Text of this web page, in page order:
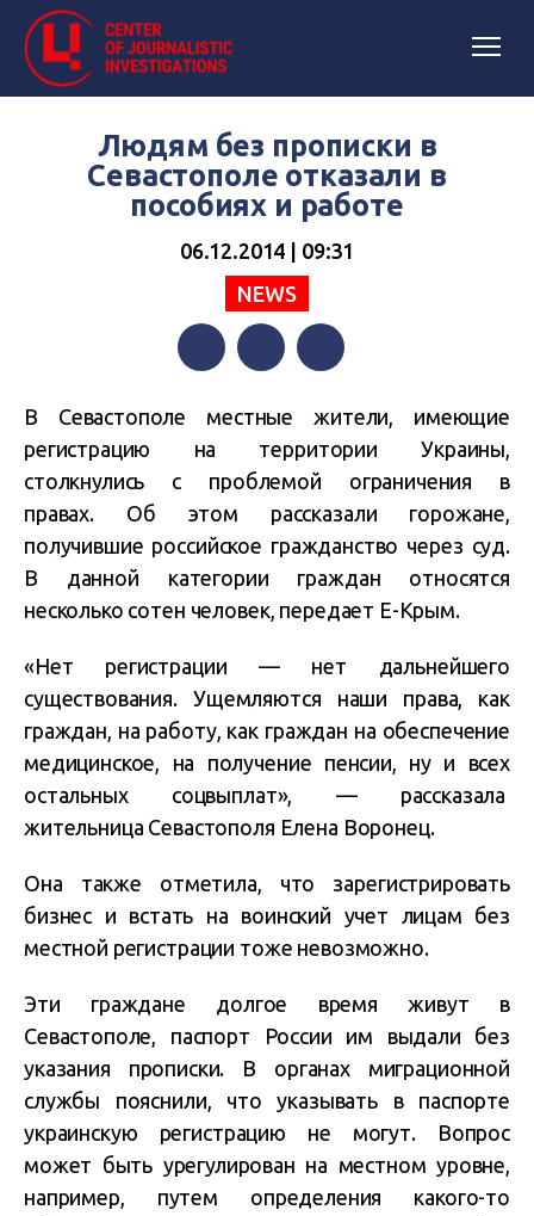
Людям без прописки в
Севастополе отказали в
пособиях и работе
06.12.2014 | 09:31
NEWS
В Севастополе местные жители, имеющие
регистрацию на территории Украины,
столкнулись с проблемой ограничения в
правах. Об этом рассказали горожане,
получившие российское гражданство через суд.
В данной категории граждан относятся
несколько сотен человек, передает Е-Крым.
«Нет регистрации — нет дальнейшего
существования. Ущемляются наши права, как
граждан, на работу, как граждан на обеспечение
медицинское, на получение пенсии, ну и всех
остальных соцвыплат», — рассказала
жительница Севастополя Елена Воронец.
Она также отметила, что зарегистрировать
бизнес и встать на воинский учет лицам без
местной регистрации тоже невозможно.
Эти граждане долгое время живут в
Севастополе, паспорт России им выдали без
указания прописки. В органах миграционной
службы пояснили, что указывать в паспорте
украинскую регистрацию не могут. Вопрос
может быть урегулирован на местном уровне,
например, путем определения какого-то